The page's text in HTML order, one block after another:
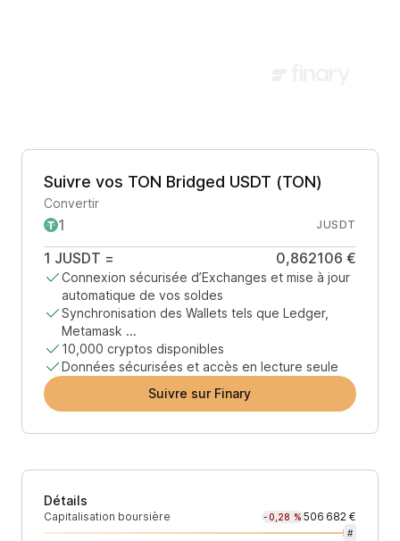
Suivre vos TON Bridged USDT (TON)
Convertir
JUSDT
1 JUSDT = 0,862106 €
Connexion sécurisée d’Exchanges et mise à jour
automatique de vos soldes
Synchronisation des Wallets tels que Ledger,
Metamask ...
10,000 cryptos disponibles
Données sécurisées et accès en lecture seule
Suivre sur Finary
Détails
Capitalisation boursière -0,28 % 506 682 €
#